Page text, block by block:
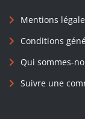
Mentions
Conditions
Qui sommes-
Suivre une